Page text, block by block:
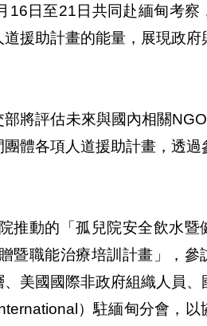
16日至21日共同赴緬甸考察
援助計畫的能量，展現政府
將評估未來與國內相關
體各項人道援助計畫，透過
推動的「孤兒院安全飲水暨
暨職能治療培訓計畫」，參
美國國際非政府組織人員、
）駐緬甸分會，以